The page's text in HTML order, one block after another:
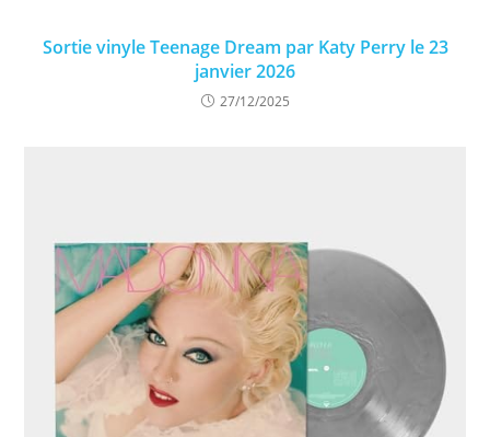
Sortie vinyle Teenage Dream par Katy Perry le 23
janvier 2026
27/12/2025